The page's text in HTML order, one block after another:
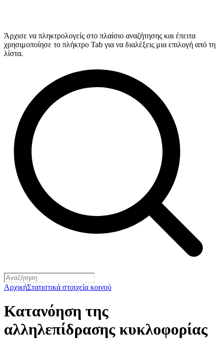
Άρχισε να πληκτρολογείς στο πλαίσιο αναζήτησης και έπειτα
χρησιμοποίησε το πλήκτρο Tab για να διαλέξεις μια επιλογή από τη
λίστα.
ΑρχικήΣτατιστικά στοιχεία κοινού
Κατανόηση της
αλληλεπίδρασης κυκλοφορίας